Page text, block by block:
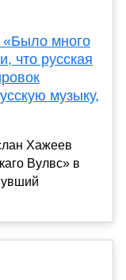
много
что русская
музыку,
Хажеев
Вулвс» в